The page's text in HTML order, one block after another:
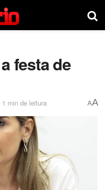
festa de
min de leitura AA